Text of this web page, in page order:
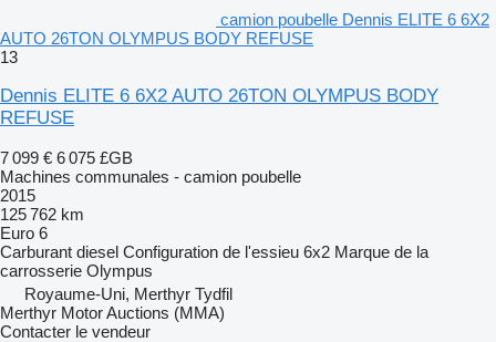
camion poubelle Dennis ELITE 6 6X2
AUTO 26TON OLYMPUS BODY REFUSE
13
Dennis ELITE 6 6X2 AUTO 26TON OLYMPUS BODY
REFUSE
7 099 € 6 075 £GB
Machines communales - camion poubelle
2015
125 762 km
Euro 6
Carburant diesel Configuration de l'essieu 6x2 Marque de la
carrosserie Olympus
Royaume-Uni, Merthyr Tydfil
Merthyr Motor Auctions (MMA)
Contacter le vendeur